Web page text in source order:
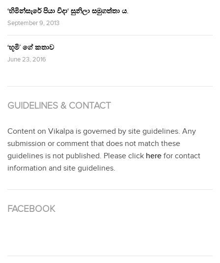
‘හිමින්සැරේ පියා විදා‘ සුනිලා සමුගත්තා ය.
September 9, 2013
‘භූමි’ ගේ කතාව
June 23, 2016
GUIDELINES & CONTACT
Content on Vikalpa is governed by site guidelines. Any
submission or comment that does not match these
guidelines is not published. Please click here for contact
information and site guidelines.
FACEBOOK